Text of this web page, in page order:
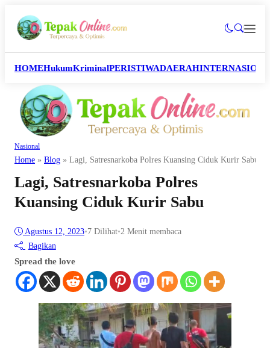
HOMEHukumKriminalPERISTIWADAERAH
Nasional
Home » Blog » Lagi, Satresnarkoba Polres Kuansing Ciduk Kurir Sabu
Lagi, Satresnarkoba Polres
Kuansing Ciduk Kurir Sabu
Agustus 12, 2023•7 Dilihat•2 Menit membaca
Bagikan
Spread the love